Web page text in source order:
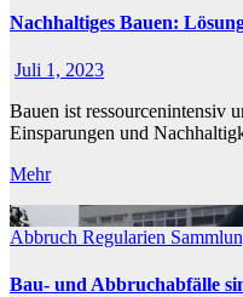
Nachhaltiges Bauen:
Juli 1, 2023
Bauen ist ressourcenintensiv
Einsparungen und
Mehr
Abbruch Regularien
Bau- und Abbruchabfälle